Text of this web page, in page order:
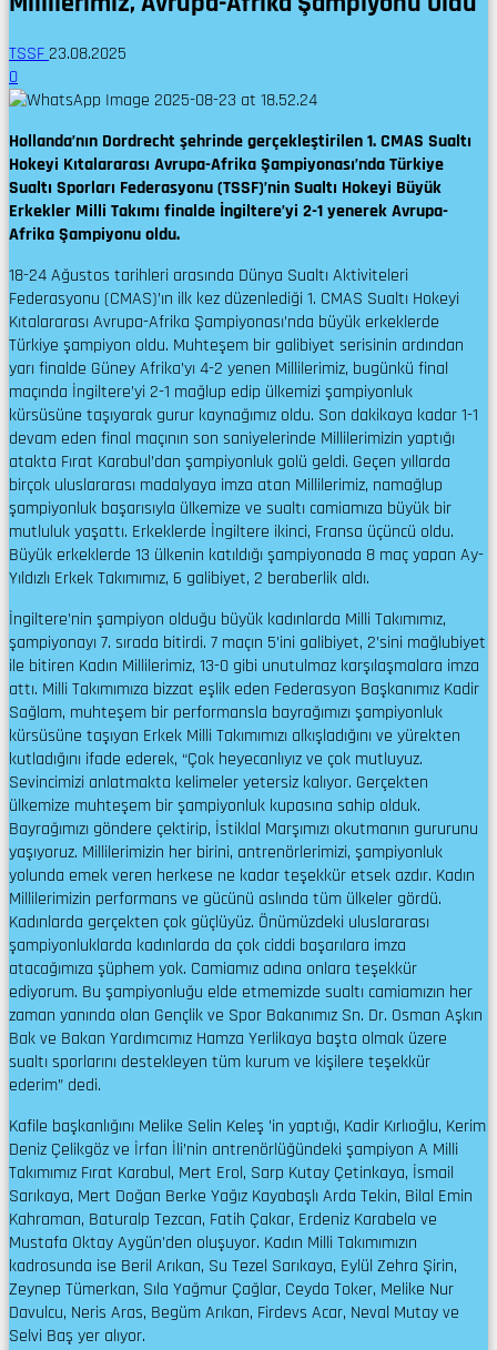
TSSF23.08.2025
0
Hollanda’nın Dordrecht şehrinde gerçekleştirilen 1. CMAS Sualtı
Hokeyi Kıtalararası Avrupa-Afrika Şampiyonası’nda Türkiye
Sualtı Sporları Federasyonu (TSSF)’nin Sualtı Hokeyi Büyük
Erkekler Milli Takımı finalde İngiltere’yi 2-1 yenerek Avrupa-
Afrika Şampiyonu oldu.
18-24 Ağustos tarihleri arasında Dünya Sualtı Aktiviteleri
Federasyonu (CMAS)’ın ilk kez düzenlediği 1. CMAS Sualtı Hokeyi
Kıtalararası Avrupa-Afrika Şampiyonası’nda büyük erkeklerde
Türkiye şampiyon oldu. Muhteşem bir galibiyet serisinin ardından
yarı finalde Güney Afrika’yı 4-2 yenen Millilerimiz, bugünkü final
maçında İngiltere’yi 2-1 mağlup edip ülkemizi şampiyonluk
kürsüsüne taşıyarak gurur kaynağımız oldu. Son dakikaya kadar 1-1
devam eden final maçının son saniyelerinde Millilerimizin yaptığı
atakta Fırat Karabul’dan şampiyonluk golü geldi. Geçen yıllarda
birçok uluslararası madalyaya imza atan Millilerimiz, namağlup
şampiyonluk başarısıyla ülkemize ve sualtı camiamıza büyük bir
mutluluk yaşattı. Erkeklerde İngiltere ikinci, Fransa üçüncü oldu.
Büyük erkeklerde 13 ülkenin katıldığı şampiyonada 8 maç yapan Ay-
Yıldızlı Erkek Takımımız, 6 galibiyet, 2 beraberlik aldı.
İngiltere’nin şampiyon olduğu büyük kadınlarda Milli Takımımız,
şampiyonayı 7. sırada bitirdi. 7 maçın 5’ini galibiyet, 2’sini mağlubiyet
ile bitiren Kadın Millilerimiz, 13-0 gibi unutulmaz karşılaşmalara imza
attı. Milli Takımımıza bizzat eşlik eden Federasyon Başkanımız Kadir
Sağlam, muhteşem bir performansla bayrağımızı şampiyonluk
kürsüsüne taşıyan Erkek Milli Takımımızı alkışladığını ve yürekten
kutladığını ifade ederek, “Çok heyecanlıyız ve çok mutluyuz.
Sevincimizi anlatmakta kelimeler yetersiz kalıyor. Gerçekten
ülkemize muhteşem bir şampiyonluk kupasına sahip olduk.
Bayrağımızı göndere çektirip, İstiklal Marşımızı okutmanın gururunu
yaşıyoruz. Millilerimizin her birini, antrenörlerimizi, şampiyonluk
yolunda emek veren herkese ne kadar teşekkür etsek azdır. Kadın
Millilerimizin performans ve gücünü aslında tüm ülkeler gördü.
Kadınlarda gerçekten çok güçlüyüz. Önümüzdeki uluslararası
şampiyonluklarda kadınlarda da çok ciddi başarılara imza
atacağımıza şüphem yok. Camiamız adına onlara teşekkür
ediyorum. Bu şampiyonluğu elde etmemizde sualtı camiamızın her
zaman yanında olan Gençlik ve Spor Bakanımız Sn. Dr. Osman Aşkın
Bak ve Bakan Yardımcımız Hamza Yerlikaya başta olmak üzere
sualtı sporlarını destekleyen tüm kurum ve kişilere teşekkür
ederim” dedi.
Kafile başkanlığını Melike Selin Keleş ’in yaptığı, Kadir Kırlıoğlu, Kerim
Deniz Çelikgöz ve İrfan İli’nin antrenörlüğündeki şampiyon A Milli
Takımımız Fırat Karabul, Mert Erol, Sarp Kutay Çetinkaya, İsmail
Sarıkaya, Mert Doğan Berke Yağız Kayabaşlı Arda Tekin, Bilal Emin
Kahraman, Baturalp Tezcan, Fatih Çakar, Erdeniz Karabela ve
Mustafa Oktay Aygün’den oluşuyor. Kadın Milli Takımımızın
kadrosunda ise Beril Arıkan, Su Tezel Sarıkaya, Eylül Zehra Şirin,
Zeynep Tümerkan, Sıla Yağmur Çağlar, Ceyda Toker, Melike Nur
Davulcu, Neris Aras, Begüm Arıkan, Firdevs Acar, Neval Mutay ve
Selvi Baş yer alıyor.